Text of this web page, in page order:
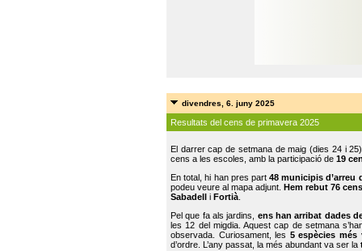
divendres, 6. juny 2025
Resultats del cens de primavera 2025
El darrer cap de setmana de maig (dies 24 i
cens a les escoles, amb la participació de 19
En total, hi han pres part48 municipis d’arreu
podeu veure al mapa adjunt. Hem rebut 76
Sabadell
i Fortià.
Pel que fa als jardins, ens han arribat dades
les 12 del migdia. Aquest cap de setmana
observada. Curiosament, les 5 espècies més
d’ordre. L’any passat, la més abundant va ser la